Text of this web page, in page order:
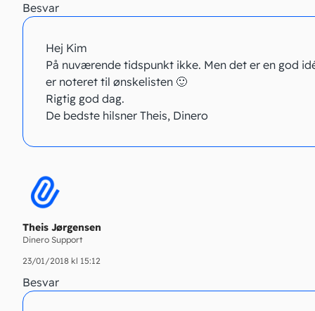
Besvar
Hej Kim
På nuværende tidspunkt ikke. Men det er en god
er noteret til ønskelisten 🙂
Rigtig god dag.
De bedste hilsner Theis, Dinero
Theis Jørgensen
Dinero Support
23/01/2018 kl 15:12
Besvar